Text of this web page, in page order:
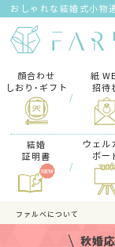
おしゃれな結婚式小物
顔合わせ
しおり･ギフト
/
紙
招待
結婚
証明書
/
ウェル
ボー
ファルべについて